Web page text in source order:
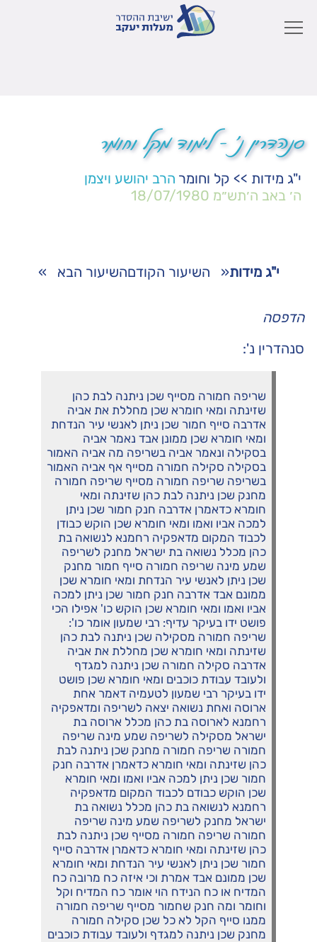
סנהדרין נ' – לימוד מקל וחומר
י"ג מידות >> קל וחומר הרב יהושע ויצמן
ה׳ באב ה׳תש״מ 18/07/1980
י"ג מידות« השיעור הקודםהשיעור הבא »
הדפסה
סנהדרין נ':
שריפה חמורה מסייף שכן ניתנה לבת כהן
שזינתה ומאי חומרא שכן מחללת את אביה
אדרבה סייף חמור שכן ניתן לאנשי עיר הנדחת
ומאי חומרא שכן ממונן אבד נאמר אביה
בסקילה ונאמר אביה בשריפה מה אביה האמור
בסקילה סקילה חמורה מסייף אף אביה האמור
בשריפה שריפה חמורה מסייף שריפה חמורה
מחנק שכן ניתנה לבת כהן שזינתה ומאי
חומרא כדאמרן אדרבה חנק חמור שכן ניתן
למכה אביו ואמו ומאי חומרא שכן הוקש כבודן
לכבוד המקום מדאפקיה רחמנא לנשואה בת
כהן מכלל נשואה בת ישראל מחנק לשריפה
שמע מינה שריפה חמורה סייף חמור מחנק
שכן ניתן לאנשי עיר הנדחת ומאי חומרא שכן
ממונם אבד אדרבה חנק חמור שכן ניתן למכה
אביו ואמו ומאי חומרא שכן הוקש כו' אפילו הכי
פושט ידו בעיקר עדיף: רבי שמעון אומר כו':
שריפה חמורה מסקילה שכן ניתנה לבת כהן
שזינתה ומאי חומרא שכן מחללת את אביה
אדרבה סקילה חמורה שכן ניתנה למגדף
ולעובד עבודת כוכבים ומאי חומרא שכן פושט
ידו בעיקר רבי שמעון לטעמיה דאמר אחת
ארוסה ואחת נשואה יצאה לשריפה ומדאפקיה
רחמנא לארוסה בת כהן מכלל ארוסה בת
ישראל מסקילה לשריפה שמע מינה שריפה
חמורה שריפה חמורה מחנק שכן ניתנה לבת
כהן שזינתה ומאי חומרא כדאמרן אדרבה חנק
חמור שכן ניתן למכה אביו ואמו ומאי חומרא
שכן הוקש כבודם לכבוד המקום מדאפקיה
רחמנא לנשואה בת כהן מכלל נשואה בת
ישראל מחנק לשריפה שמע מינה שריפה
חמורה שריפה חמורה מסייף שכן ניתנה לבת
כהן שזינתה ומאי חומרא כדאמרן אדרבה סייף
חמור שכן ניתן לאנשי עיר הנדחת ומאי חומרא
שכן ממונם אבד אמרת וכי איזה כח מרובה כח
המדיח או כח הנידח הוי אומר כח המדיח וקל
וחומר ומה חנק שחמור מסייף שריפה חמורה
ממנו סייף הקל לא כל שכן סקילה חמורה
מחנק שכן ניתנה למגדף ולעובד עבודת כוכבים